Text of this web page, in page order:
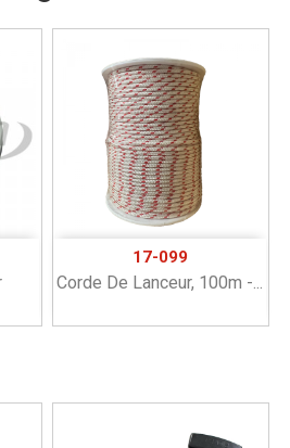
17-099
Corde De Lanceur, 100m -...